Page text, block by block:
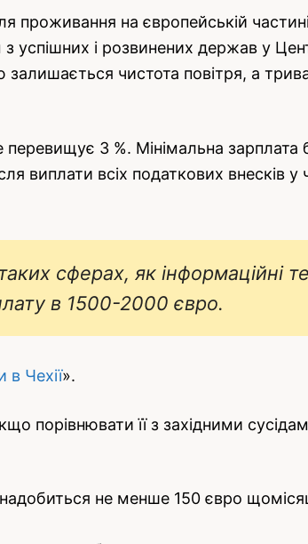
на європейській
успішних і розвинених держав у
чистота повітря, а
3 %. Мінімальна зарплата
виплати всіх податкових внесків
сферах, як інформаційні
в 1500-2000 євро.
в Чехії».
порівнювати її з західними
не менше 150 євро